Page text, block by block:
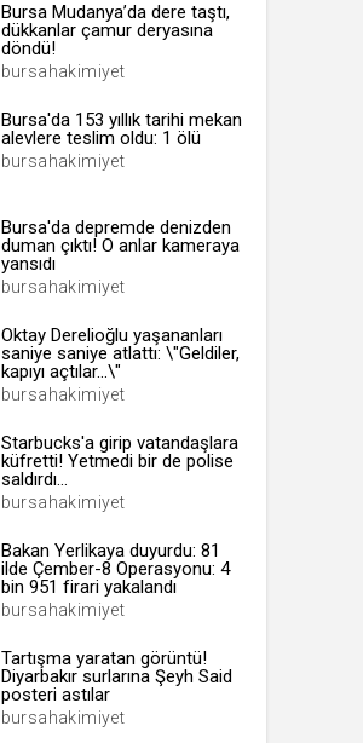
Bursa Mudanya’da dere taştı,
dükkanlar çamur deryasına
döndü!
bursahakimiyet
Bursa'da 153 yıllık tarihi mekan
alevlere teslim oldu: 1 ölü
bursahakimiyet
Bursa'da depremde denizden
duman çıktı! O anlar kameraya
yansıdı
bursahakimiyet
Oktay Derelioğlu yaşananları
saniye saniye atlattı: \"Geldiler,
kapıyı açtılar...\"
bursahakimiyet
Starbucks'a girip vatandaşlara
küfretti! Yetmedi bir de polise
saldırdı...
bursahakimiyet
Bakan Yerlikaya duyurdu: 81
ilde Çember-8 Operasyonu: 4
bin 951 firari yakalandı
bursahakimiyet
Tartışma yaratan görüntü!
Diyarbakır surlarına Şeyh Said
posteri astılar
bursahakimiyet